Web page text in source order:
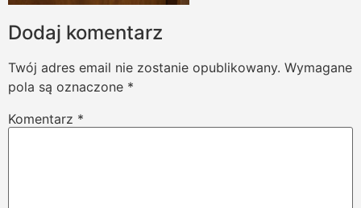
Dodaj komentarz
Twój adres email nie zostanie opublikowany. Wymagane
pola są oznaczone *
Komentarz *